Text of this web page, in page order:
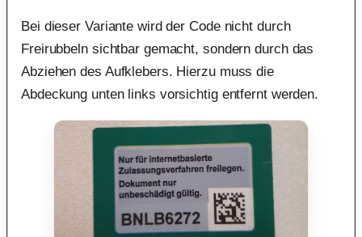
Bei dieser Variante wird der Code nicht durch
Freirubbeln sichtbar gemacht, sondern durch das
Abziehen des Aufklebers. Hierzu muss die
Abdeckung unten links vorsichtig entfernt werden.